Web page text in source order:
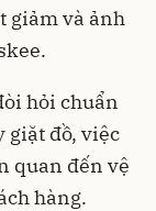
giảm và ảnh
hỏi chuẩn
giặt đồ, việc
quan đến vệ
hàng.